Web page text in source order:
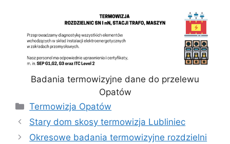
Badania termowizyjne dane do przelewu
Opatów
Kategorie
Termowizja Opatów
Stary dom skosy termowizja Lubliniec
Okresowe badania termowizyjne rozdzielni